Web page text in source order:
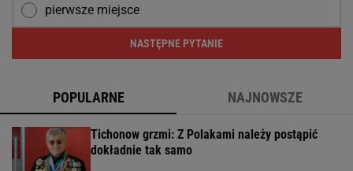
pierwsze miejsce
NASTĘPNE PYTANIE
POPULARNE NAJNOWSZE
Tichonow grzmi: Z Polakami należy postąpić
dokładnie tak samo